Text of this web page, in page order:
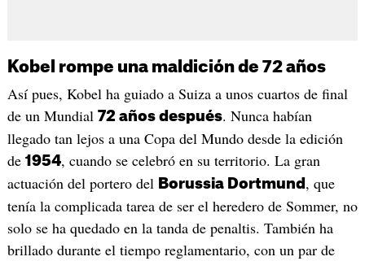
Kobel rompe una maldición de 72 años
Así pues, Kobel ha guiado a Suiza a unos cuartos de final
de un Mundial 72 años después. Nunca habían
llegado tan lejos a una Copa del Mundo desde la edición
de 1954, cuando se celebró en su territorio. La gran
actuación del portero del Borussia Dortmund , que
tenía la complicada tarea de ser el heredero de Sommer, no
solo se ha quedado en la tanda de penaltis. También ha
brillado durante el tiempo reglamentario, con un par de